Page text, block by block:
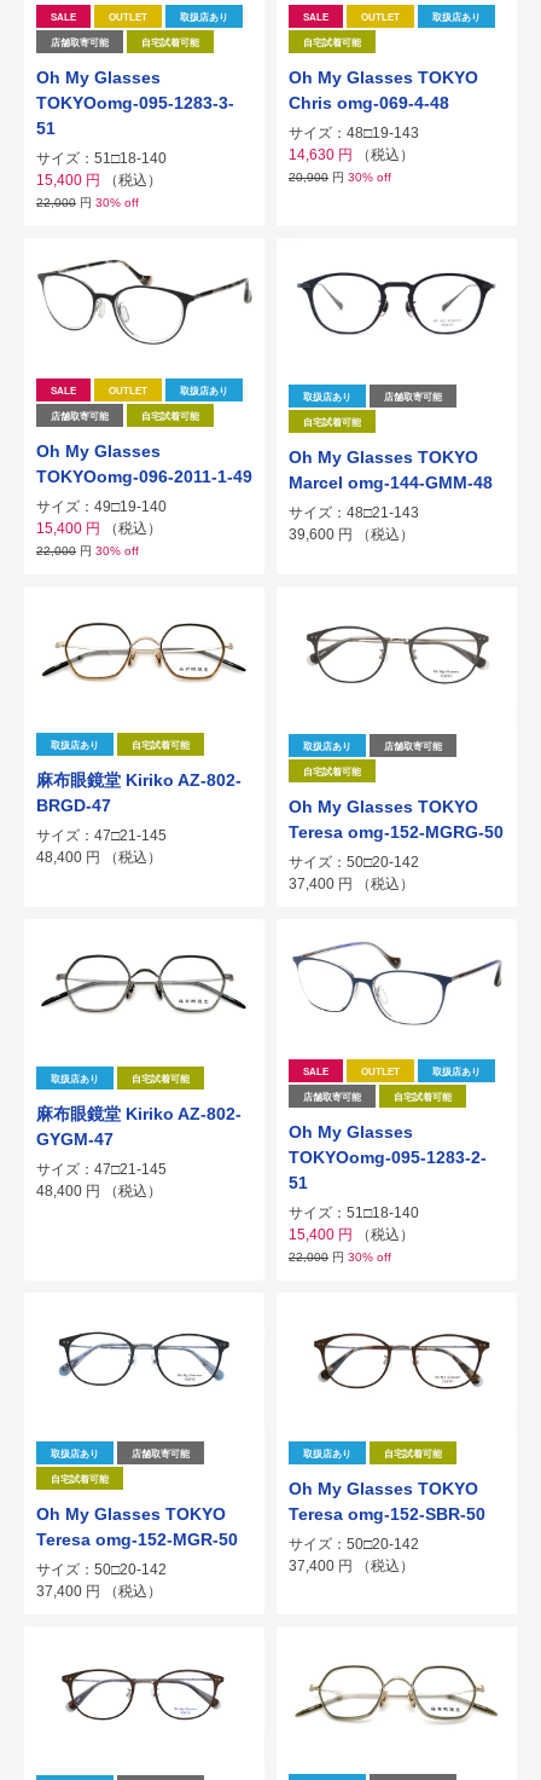
SALE OUTLET 取扱店あり
店舗取寄可能 自宅試着可能
Oh My Glasses
TOKYOomg-095-1283-3-
51
サイズ：51□18-140
15,400 円 （税込）
22,000 円 30% off
SALE OUTLET 取扱店あり
自宅試着可能
Oh My Glasses TOKYO
Chris omg-069-4-48
サイズ：48□19-143
14,630 円 （税込）
20,900 円 30% off
SALE OUTLET 取扱店あり
店舗取寄可能 自宅試着可能
Oh My Glasses
TOKYOomg-096-2011-1-49
サイズ：49□19-140
15,400 円 （税込）
22,000 円 30% off
取扱店あり 店舗取寄可能
自宅試着可能
Oh My Glasses TOKYO
Marcel omg-144-GMM-48
サイズ：48□21-143
39,600 円 （税込）
取扱店あり 自宅試着可能
麻布眼鏡堂 Kiriko AZ-802-
BRGD-47
サイズ：47□21-145
48,400 円 （税込）
取扱店あり 店舗取寄可能
自宅試着可能
Oh My Glasses TOKYO
Teresa omg-152-MGRG-50
サイズ：50□20-142
37,400 円 （税込）
取扱店あり 自宅試着可能
麻布眼鏡堂 Kiriko AZ-802-
GYGM-47
サイズ：47□21-145
48,400 円 （税込）
SALE OUTLET 取扱店あり
店舗取寄可能 自宅試着可能
Oh My Glasses
TOKYOomg-095-1283-2-
51
サイズ：51□18-140
15,400 円 （税込）
22,000 円 30% off
取扱店あり 店舗取寄可能
自宅試着可能
Oh My Glasses TOKYO
Teresa omg-152-MGR-50
サイズ：50□20-142
37,400 円 （税込）
取扱店あり 自宅試着可能
Oh My Glasses TOKYO
Teresa omg-152-SBR-50
サイズ：50□20-142
37,400 円 （税込）